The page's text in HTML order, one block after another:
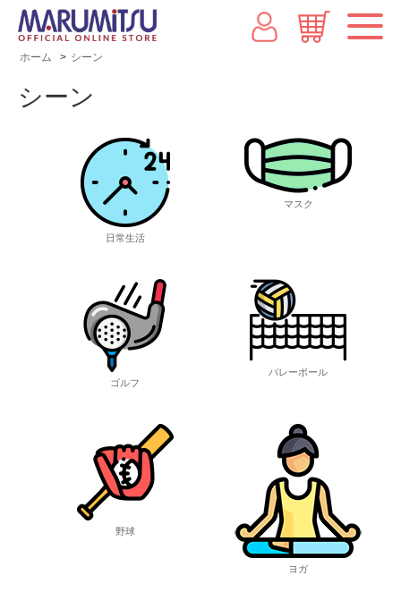
ホーム > シーン
シーン
日常生活
マスク
ゴルフ
バレーボール
野球
ヨガ